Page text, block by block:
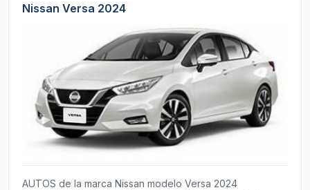
Nissan Versa 2024
AUTOS de la marca Nissan modelo Versa 2024